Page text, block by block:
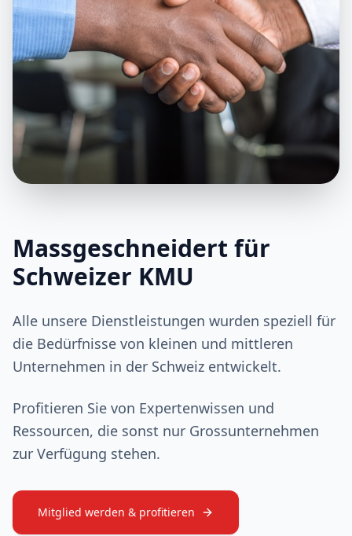
Massgeschneidert für
Schweizer KMU
Alle unsere Dienstleistungen wurden speziell für
die Bedürfnisse von kleinen und mittleren
Unternehmen in der Schweiz entwickelt.
Profitieren Sie von Expertenwissen und
Ressourcen, die sonst nur Grossunternehmen
zur Verfügung stehen.
Mitglied werden & profitieren